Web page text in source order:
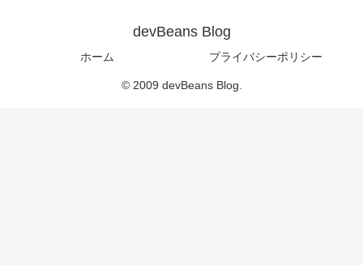
devBeans Blog
ホーム プライバシーポリシー
© 2009 devBeans Blog.